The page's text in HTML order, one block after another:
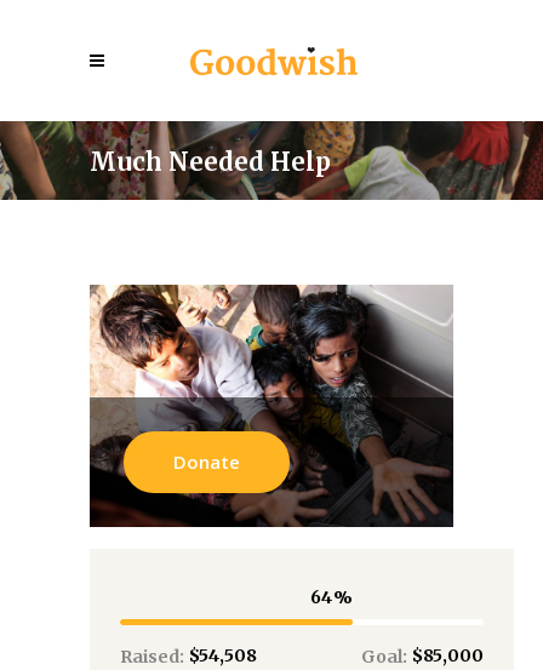
Much Needed Help
Donate
64
Raised: $54,508 Goal: $85,000